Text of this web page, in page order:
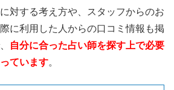
対する考え方や、スタッフからのお
に利用した人からの口コミ情報も掲
自分に合った占い師を探す上で必要
ています。